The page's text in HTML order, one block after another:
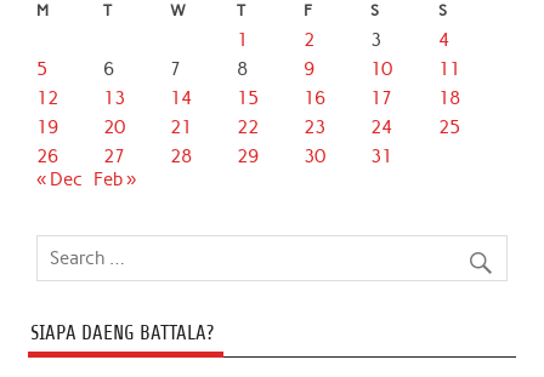
M T W T F S S
1 2 3
4
5
6 7 8 9 10
11
12
13 14 15 16 17
18
19
20 21 22 23 24
25
26
27 28 29 30
31
« Dec
Feb »
SIAPA DAENG BATTALA?